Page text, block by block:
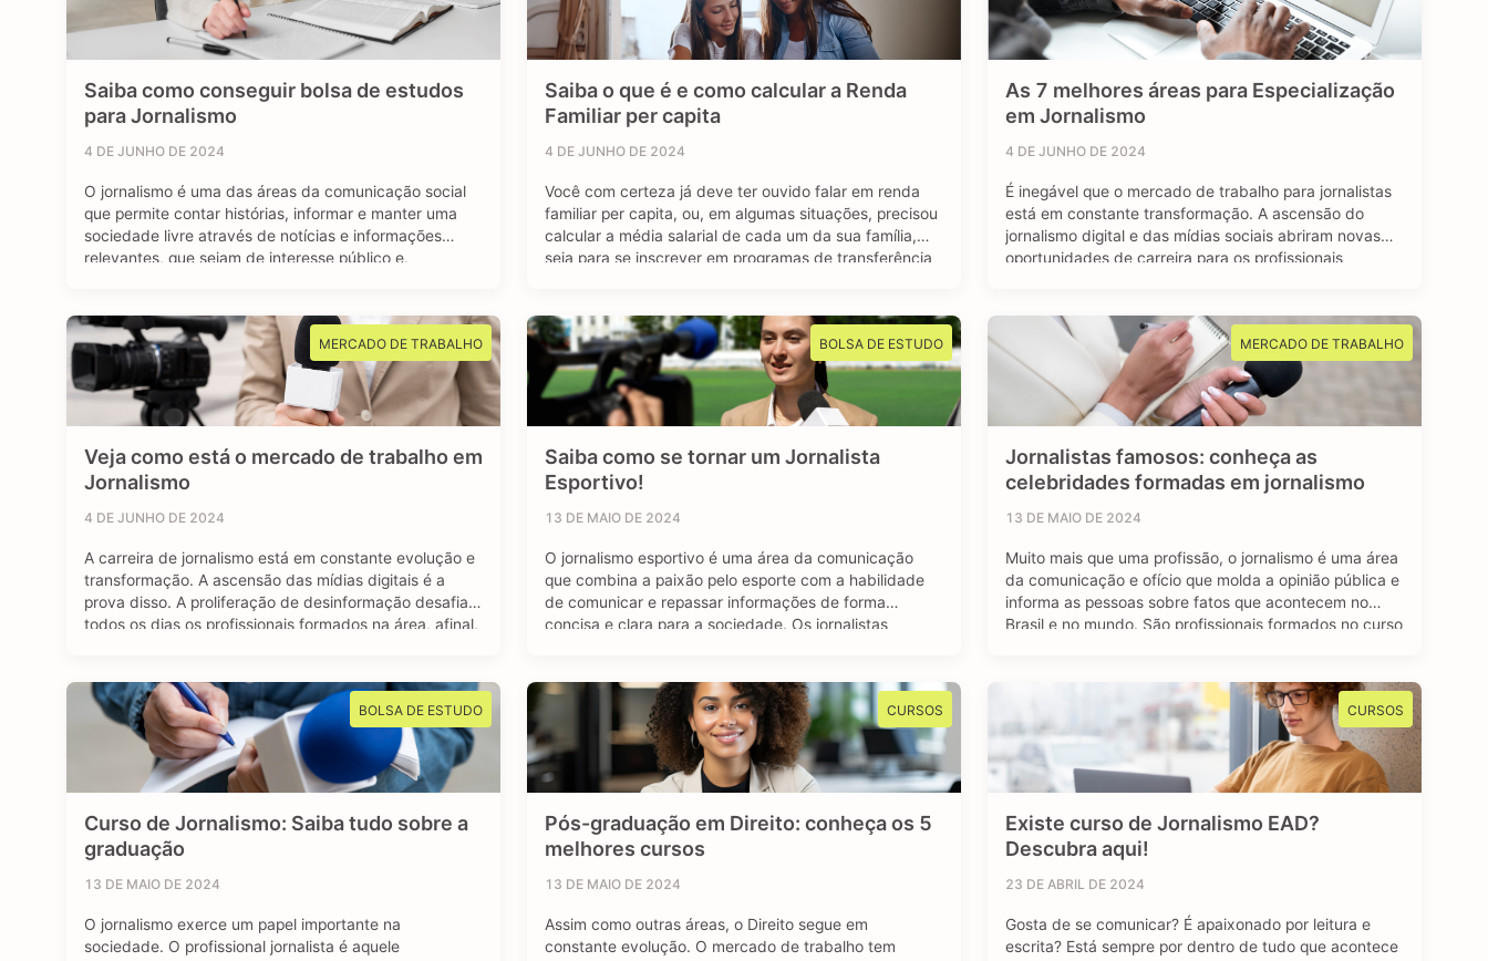
Saiba como conseguir bolsa de estudos
para Jornalismo
4 DE JUNHO DE 2024
O jornalismo é uma das áreas da comunicação social
que permite contar histórias, informar e manter uma
sociedade livre através de notícias e informações
relevantes, que sejam de interesse público e,
dados, se sente atraído por essa profissão …
Saiba o que é e como calcular a Renda
Familiar per capita
4 DE JUNHO DE 2024
Você com certeza já deve ter ouvido falar em renda
familiar per capita, ou, em algumas situações, precisou
calcular a média salarial de cada um da sua família,
seja para se inscrever em programas de transferência
Mas afinal, …
As 7 melhores áreas para Especialização
em Jornalismo
4 DE JUNHO DE 2024
É inegável que o mercado de trabalho para jornalistas
está em constante transformação. A ascensão do
jornalismo digital e das mídias sociais abriram novas
oportunidades de carreira para os profissionais
das profissões extintas do mundo. …
MERCADO DE TRABALHO
Veja como está o mercado de trabalho em
Jornalismo
4 DE JUNHO DE 2024
A carreira de jornalismo está em constante evolução e
transformação. A ascensão das mídias digitais é a
prova disso. A proliferação de desinformação desafia
todos os dias os profissionais formados na área, afinal,
dos contras, o avanço das redes …
BOLSA DE ESTUDO
Saiba como se tornar um Jornalista
Esportivo!
13 DE MAIO DE 2024
O jornalismo esportivo é uma área da comunicação
que combina a paixão pelo esporte com a habilidade
de comunicar e repassar informações de forma
concisa e clara para a sociedade. Os jornalistas
objetivo de manter o público bem informado sobre os
resultados, bastidores …
MERCADO DE TRABALHO
Jornalistas famosos: conheça as
celebridades formadas em jornalismo
13 DE MAIO DE 2024
Muito mais que uma profissão, o jornalismo é uma área
da comunicação e ofício que molda a opinião pública e
informa as pessoas sobre fatos que acontecem no
Brasil e no mundo. São profissionais formados no curso
BOLSA DE ESTUDO
Curso de Jornalismo: Saiba tudo sobre a
graduação
13 DE MAIO DE 2024
O jornalismo exerce um papel importante na
sociedade. O profissional jornalista é aquele
CURSOS
Pós-graduação em Direito: conheça os 5
melhores cursos
13 DE MAIO DE 2024
Assim como outras áreas, o Direito segue em
constante evolução. O mercado de trabalho tem
CURSOS
Existe curso de Jornalismo EAD?
Descubra aqui!
23 DE ABRIL DE 2024
Gosta de se comunicar? É apaixonado por leitura e
escrita? Está sempre por dentro de tudo que acontece